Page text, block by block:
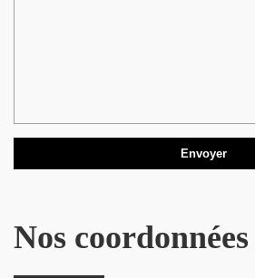
Nos coordonnées